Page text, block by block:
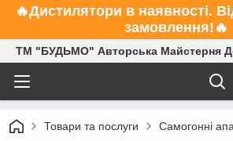
🔥Дистилятори в наявності.
замовлення!🔥
ТМ "БУДЬМО" Авторська Майстерня
Товари та послуги Самогонні